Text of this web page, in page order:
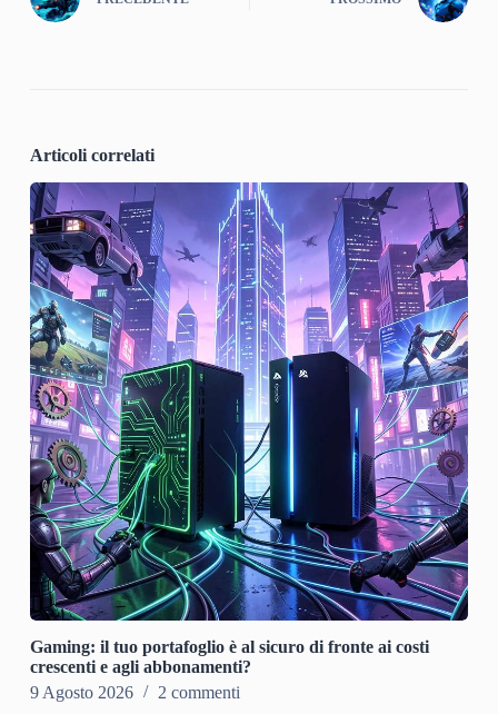
Articoli correlati
Gaming: il tuo portafoglio è al sicuro di fronte ai costi
crescenti e agli abbonamenti?
9 Agosto 2026
2 commenti